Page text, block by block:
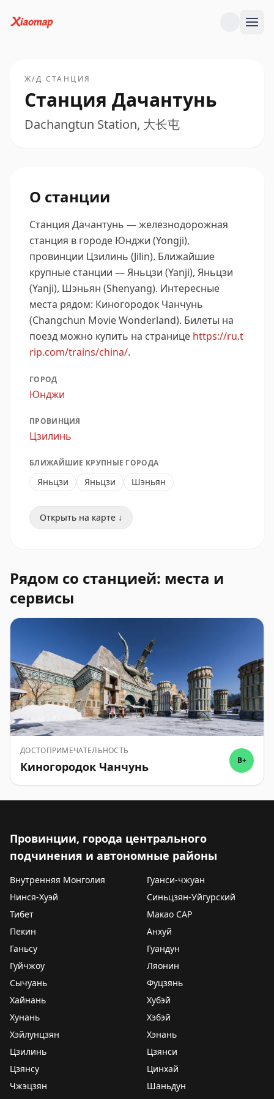
Ж/Д СТАНЦИЯ
Станция Дачантунь
Dachangtun Station, 大长屯
О станции
Станция Дачантунь — железнодорожная
станция в городе Юнджи (Yongji),
провинции Цзилинь (Jilin). Ближайшие
крупные станции — Яньцзи (Yanji), Яньцзи
(Yanji), Шэньян (Shenyang). Интересные
места рядом: Киногородок Чанчунь
(Changchun Movie Wonderland). Билеты на
поезд можно купить на странице https://ru.t
rip.com/trains/china/.
ГОРОД
Юнджи
ПРОВИНЦИЯ
Цзилинь
БЛИЖАЙШИЕ КРУПНЫЕ ГОРОДА
Яньцзи Яньцзи Шэньян
Открыть на карте ↓
Рядом со станцией: места и
сервисы
ДОСТОПРИМЕЧАТЕЛЬНОСТЬ
Киногородок Чанчунь B+
Провинции, города центрального
подчинения и автономные районы
Внутренняя Монголия
Гуанси-чжуан
Нинся-Хуэй
Синьцзян-Уйгурский
Тибет
Макао САР
Пекин
Анхуй
Ганьсу
Гуандун
Гуйчжоу
Ляонин
Сычуань
Фуцзянь
Хайнань
Хубэй
Хунань
Хэбэй
Хэйлунцзян
Хэнань
Цзилинь
Цзянси
Цзянсу
Цинхай
Чжэцзян
Шаньдун